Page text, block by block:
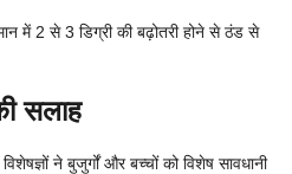
में 2 से 3 डिग्री की बढ़ोतरी होने से ठंड से
सलाह
ने बुजुर्गों और बच्चों को विशेष सावधानी